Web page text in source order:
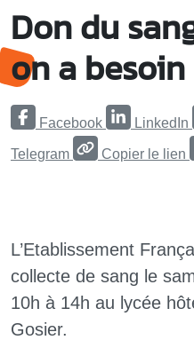
Don du
on a
Facebook LinkedIn
Telegram Copier le lien
L’Etablissement
collecte de sang le
10h à 14h au lycée
Gosier.